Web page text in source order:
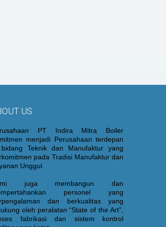
US
PT Indira Mitra Boiler
menjadi Perusahaan terdepan
Teknik dan Manufaktur yang
pada Tradisi Manufaktur dan
Unggul.
juga membangun dan
personel yang
dan berkualitas yang
oleh peralatan “State of the Art”,
fabrikasi dan sistem kontrol